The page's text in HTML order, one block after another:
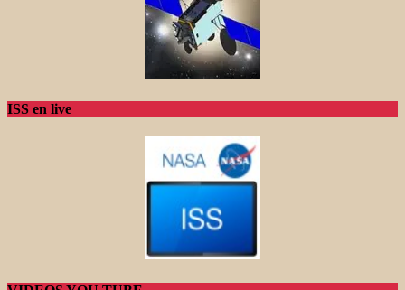
ISS en live